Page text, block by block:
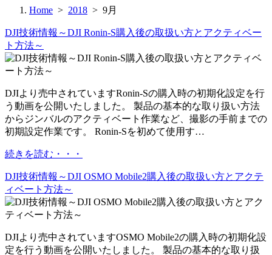
Home > 2018 > 9月
DJI技術情報～DJI Ronin-S購入後の取扱い方とアクティベー
ト方法～
DJIより売中されていますRonin-Sの購入時の初期化設定を行
う動画を公開いたしました。 製品の基本的な取り扱い方法
からジンバルのアクティベート作業など、撮影の手前までの
初期設定作業です。 Ronin-Sを初めて使用す…
続きを読む・・・
DJI技術情報～DJI OSMO Mobile2購入後の取扱い方とアクテ
ィベート方法～
DJIより売中されていますOSMO Mobile2の購入時の初期化設
定を行う動画を公開いたしました。 製品の基本的な取り扱